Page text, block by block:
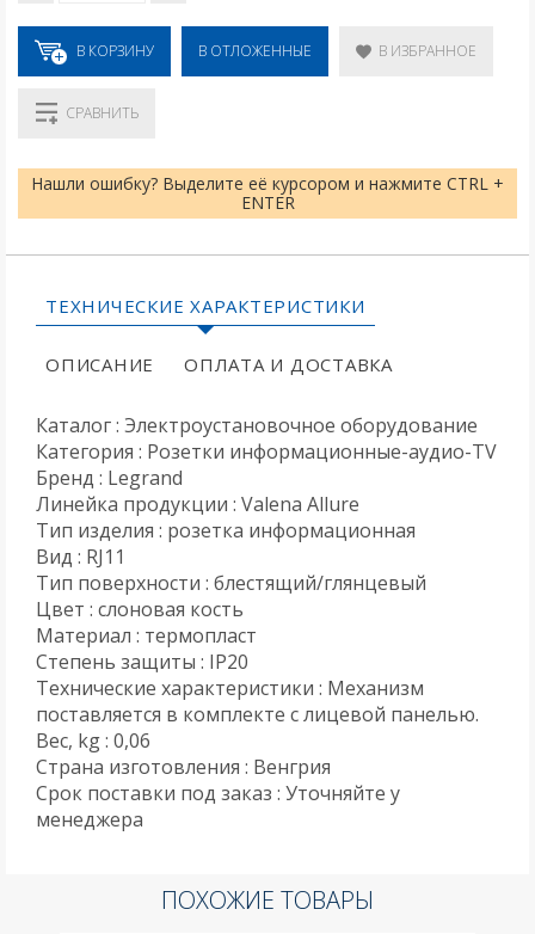
В КОРЗИНУ В ОТЛОЖЕННЫЕ В ИЗБРАННОЕ
СРАВНИТЬ
Нашли ошибку? Выделите её курсором и нажмите CTRL +
ENTER
ТЕХНИЧЕСКИЕ ХАРАКТЕРИСТИКИ
ОПИСАНИЕ ОПЛАТА И ДОСТАВКА
Каталог : Электроустановочное оборудование
Категория : Розетки информационные-аудио-TV
Бренд : Legrand
Линейка продукции : Valena Allure
Тип изделия : розетка информационная
Вид : RJ11
Тип поверхности : блестящий/глянцевый
Цвет : слоновая кость
Материал : термопласт
Степень защиты : IP20
Технические характеристики : Механизм
поставляется в комплекте с лицевой панелью.
Вес, kg : 0,06
Страна изготовления : Венгрия
Срок поставки под заказ : Уточняйте у
менеджера
ПОХОЖИЕ ТОВАРЫ